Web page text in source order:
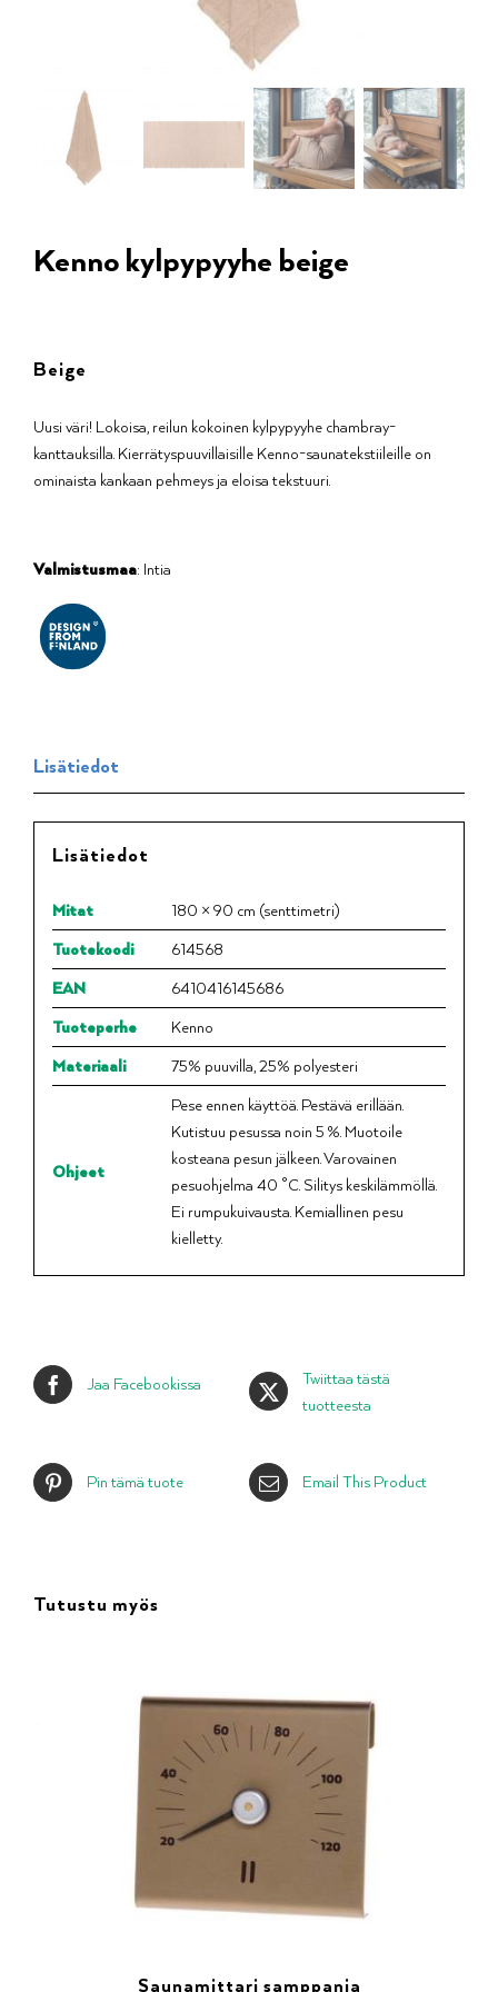
Kenno kylpypyyhe beige
Beige
Uusi väri! Lokoisa, reilun kokoinen kylpypyyhe chambray-
kanttauksilla. Kierrätyspuuvillaisille Kenno-saunatekstiileille on
ominaista kankaan pehmeys ja eloisa tekstuuri.
Valmistusmaa: Intia
Lisätiedot
Lisätiedot
Mitat
180 × 90 cm (senttimetri)
Tuotekoodi
614568
EAN
6410416145686
Tuoteperhe
Kenno
Materiaali
75% puuvilla, 25% polyesteri
Ohjeet
Pese ennen käyttöä. Pestävä erillään.
Kutistuu pesussa noin 5 %. Muotoile
kosteana pesun jälkeen. Varovainen
pesuohjelma 40 °C. Silitys keskilämmöllä.
Ei rumpukuivausta. Kemiallinen pesu
kielletty.
Jaa Facebookissa
Twiittaa tästä
tuotteesta
Pin tämä tuote Email This Product
Tutustu myös
Saunamittari samppanja